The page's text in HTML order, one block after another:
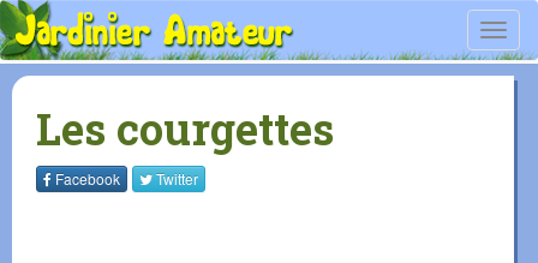
Les courgettes
Facebook Twitter